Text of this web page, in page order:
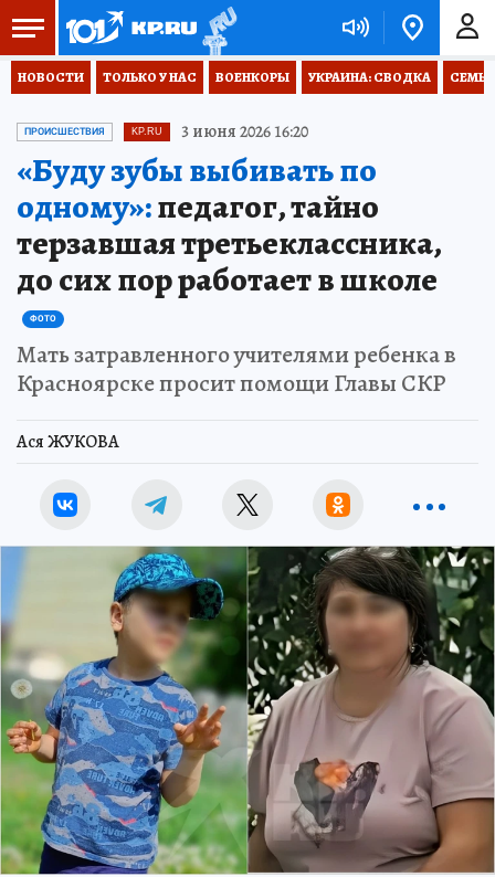
НОВОСТИ ТОЛЬКО У НАС ВОЕНКОРЫ УКРАИНА: СВОДКА
ПРОИСШЕСТВИЯ KP.RU 3 июня 2026 16:20
«Буду зубы выбивать по
одному»:педагог, тайно
терзавшая третьеклассника,
до сих пор работает в школе
ФОТО
Мать затравленного учителями ребенка в
Красноярске просит помощи Главы СКР
Ася ЖУКОВА